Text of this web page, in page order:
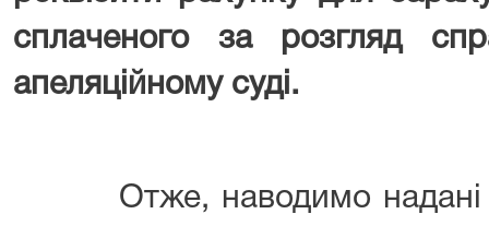
сплаченого за розгляд
апеляційному суді.
Отже, наводимо надані